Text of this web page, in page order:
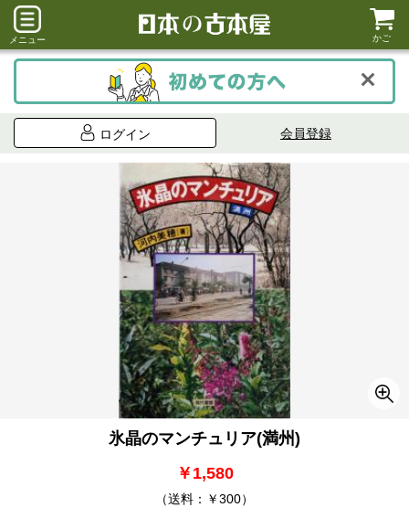
メニュー かご
ログイン 会員登録
氷晶のマンチュリア(満州)
￥1,580
（送料：￥300）